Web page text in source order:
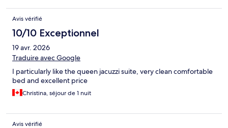
Avis vérifié
10/10 Exceptionnel
19 avr. 2026
Traduire avec Google
I particularly like the queen jacuzzi suite, very clean comfortable
bed and excellent price
Christina, séjour de 1 nuit
Avis vérifié